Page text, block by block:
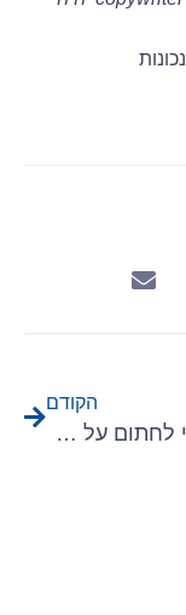
הקודם
האם כדאי לחתום על הסכם הפצה במכירות תוכנה לארגונים בחו”ל